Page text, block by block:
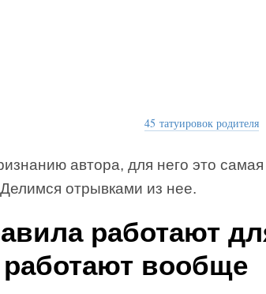
45 татуировок родителя
автора, для него это
Делимся отрывками из нее.
работают
работают вообще